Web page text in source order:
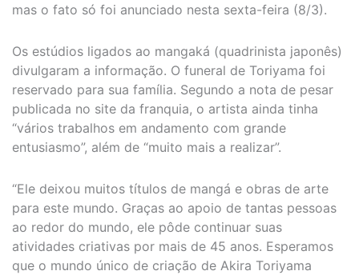
mas o fato só foi anunciado nesta sexta-feira (8/3).
Os estúdios ligados ao mangaká (quadrinista japonês)
divulgaram a informação. O funeral de Toriyama foi
reservado para sua família. Segundo a nota de pesar
publicada no site da franquia, o artista ainda tinha
“vários trabalhos em andamento com grande
entusiasmo”, além de “muito mais a realizar”.
“Ele deixou muitos títulos de mangá e obras de arte
para este mundo. Graças ao apoio de tantas pessoas
ao redor do mundo, ele pôde continuar suas
atividades criativas por mais de 45 anos. Esperamos
que o mundo único de criação de Akira Toriyama